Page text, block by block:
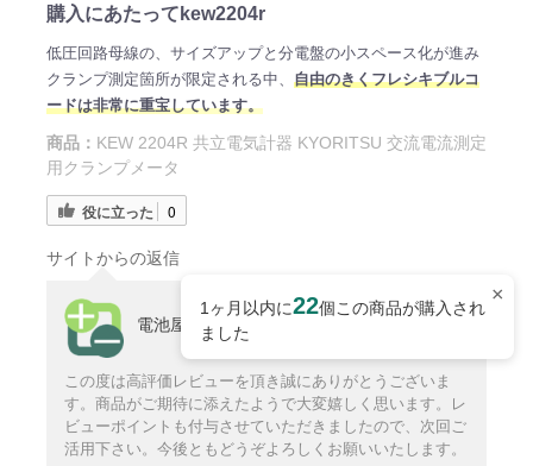
×
1ヶ月以内に22個この商品が購入され
ました
購入にあたってkew2204r
低圧回路母線の、サイズアップと分電盤の小スペース化が進み
クランプ測定箇所が限定される中、 自由のきくフレシキブルコ
ードは非常に重宝しています。
商品： KEW 2204R 共立電気計器 KYORITSU 交流電流測定
用クランプメータ
役に立った 0
サイトからの返信
電池屋サポート
この度は高評価レビューを頂き誠にありがとうございま
す。商品がご期待に添えたようで大変嬉しく思います。レ
ビューポイントも付与させていただきましたので、次回ご
活用下さい。今後ともどうぞよろしくお願いいたします。